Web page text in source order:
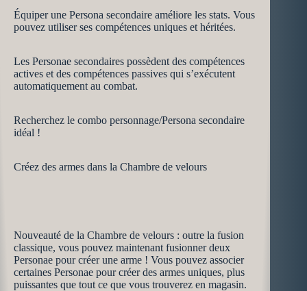
Équiper une Persona secondaire améliore les stats. Vous
pouvez utiliser ses compétences uniques et héritées.
Les Personae secondaires possèdent des compétences
actives et des compétences passives qui s’exécutent
automatiquement au combat.
Recherchez le combo personnage/Persona secondaire
idéal !
Créez des armes dans la Chambre de velours
Nouveauté de la Chambre de velours : outre la fusion
classique, vous pouvez maintenant fusionner deux
Personae pour créer une arme ! Vous pouvez associer
certaines Personae pour créer des armes uniques, plus
puissantes que tout ce que vous trouverez en magasin.